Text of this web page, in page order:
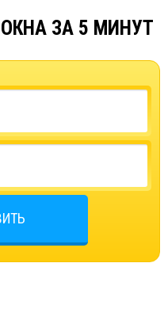
ЗА 5 МИНУТ